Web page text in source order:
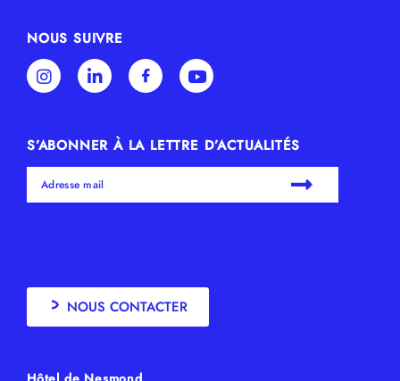
NOUS SUIVRE
S’ABONNER À LA LETTRE D’ACTUALITÉS
NOUS CONTACTER